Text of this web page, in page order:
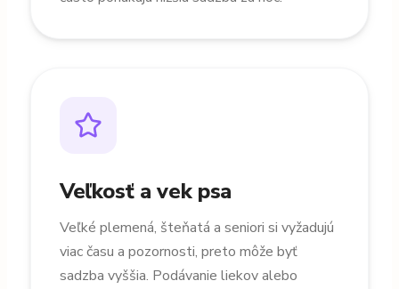
Veľkosť a vek psa
Veľké plemená, šteňatá a seniori si vyžadujú
viac času a pozornosti, preto môže byť
sadzba vyššia. Podávanie liekov alebo